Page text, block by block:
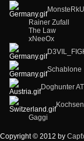
Rainer Zufall
The Law
xNeeOx
Schablone
Doghunter AT
Kochsen
Gaggi
Copyright © 2012 by